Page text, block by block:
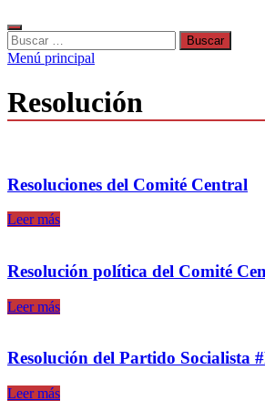
Buscar:
Menú principal
Resolución
Resoluciones del Comité Central
Resoluciones
Central
Leer más
Resolución política del Comité
Resolución
Comité
del
Leer más
Resolución del Partido Socialista
Resolución
Leer más